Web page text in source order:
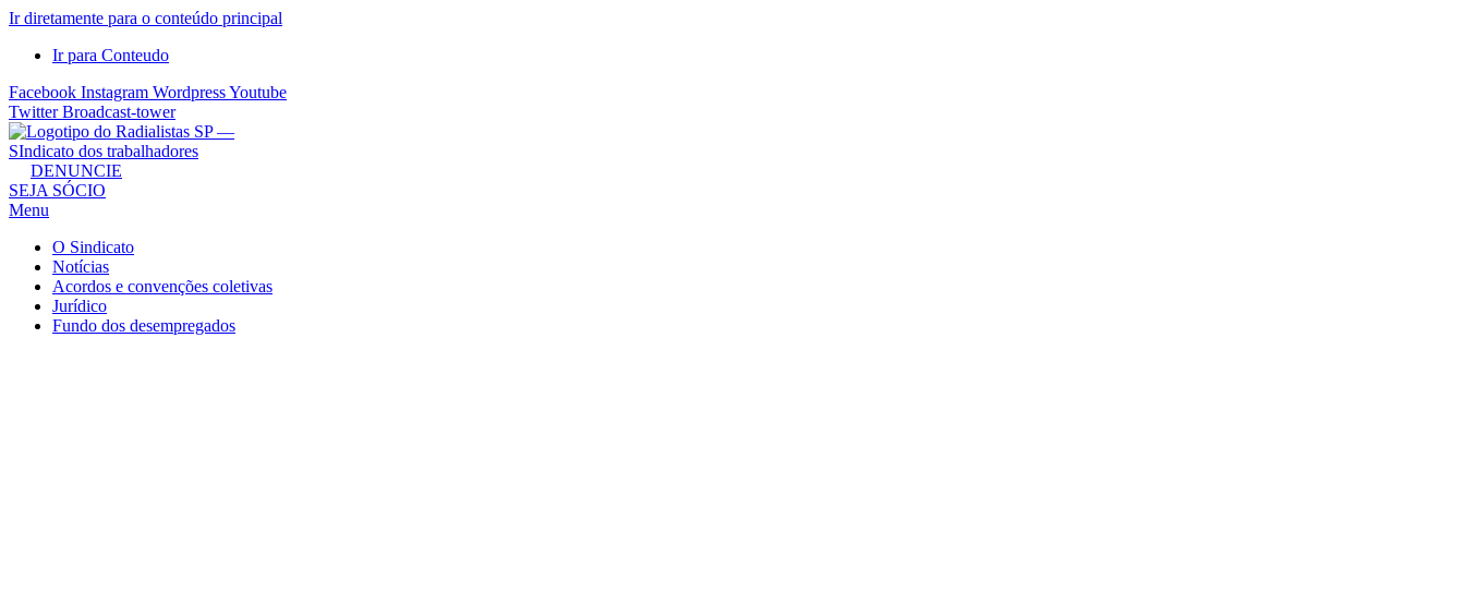
Ir diretamente para o conteúdo principal
Ir para Conteudo
Facebook Instagram WordpressYoutube
Twitter Broadcast-tower
Sindicato
dos
Radialistas
São
Paulo
Sindicato
DENUNCIE
SEJA SÓCIO
Menu
O Sindicato
Notícias
Acordos e convenções coletivas
Jurídico
Fundo dos desempregados